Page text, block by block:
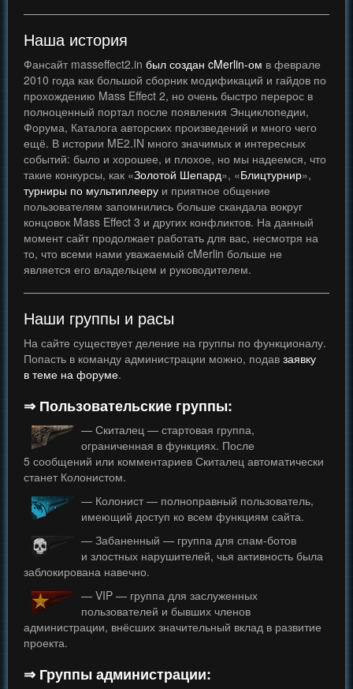
Наша история
Фансайт masseffect2.in был создан cMerlin-ом в феврале
2010 года как большой сборник модификаций и гайдов по
прохождению Mass Effect 2, но очень быстро перерос в
полноценный портал после появления Энциклопедии,
Форума, Каталога авторских произведений и много чего
ещё. В истории ME2.IN много значимых и интересных
событий: было и хорошее, и плохое, но мы надеемся, что
такие конкурсы, как «Золотой Шепард», «Блицтурнир»,
турниры по мультиплееру и приятное общение
пользователям запомнились больше скандала вокруг
концовок Mass Effect 3 и других конфликтов. На данный
момент сайт продолжает работать для вас, несмотря на
то, что всеми нами уважаемый cMerlin больше не
является его владельцем и руководителем.
Наши группы и расы
На сайте существует деление на группы по функционалу.
Попасть в команду администрации можно, подав заявку
в теме на форуме.
⇒ Пользовательские группы:
— Скиталец — стартовая группа,
ограниченная в функциях. После
5 сообщений или комментариев Скиталец автоматически
станет Колонистом.
— Колонист — полноправный пользователь,
имеющий доступ ко всем функциям сайта.
— Забаненный — группа для спам-ботов
и злостных нарушителей, чья активность была
заблокирована навечно.
— VIP — группа для заслуженных
пользователей и бывших членов
администрации, внёсших значительный вклад в развитие
проекта.
⇒ Группы администрации: